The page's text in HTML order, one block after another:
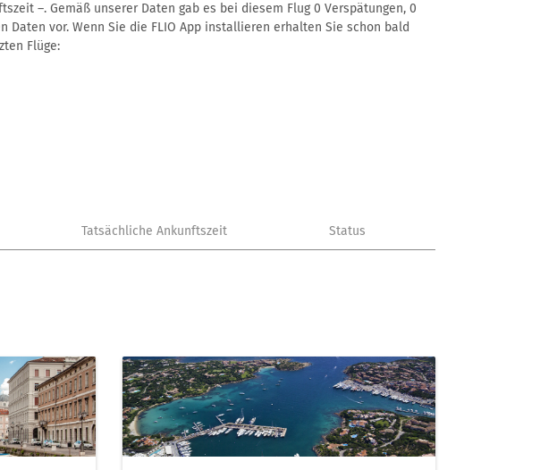
–. Gemäß unserer Daten gab es bei diesem Flug 0 Verspätungen, 0
vor. Wenn Sie die FLIO App installieren erhalten Sie schon bald
Flüge:
Tatsächliche Ankunftszeit Status